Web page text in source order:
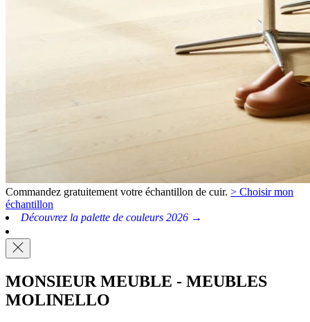
Commandez gratuitement votre échantillon de cuir. > Choisir mon
échantillon
Découvrez la palette de couleurs 2026 →
MONSIEUR MEUBLE - MEUBLES
MOLINELLO